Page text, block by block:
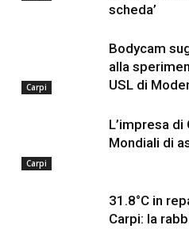
scheda’
Carpi
Bodycam
alla
USL di
Carpi
L’impresa di
Mondiali di
31.8°C in
Carpi: la